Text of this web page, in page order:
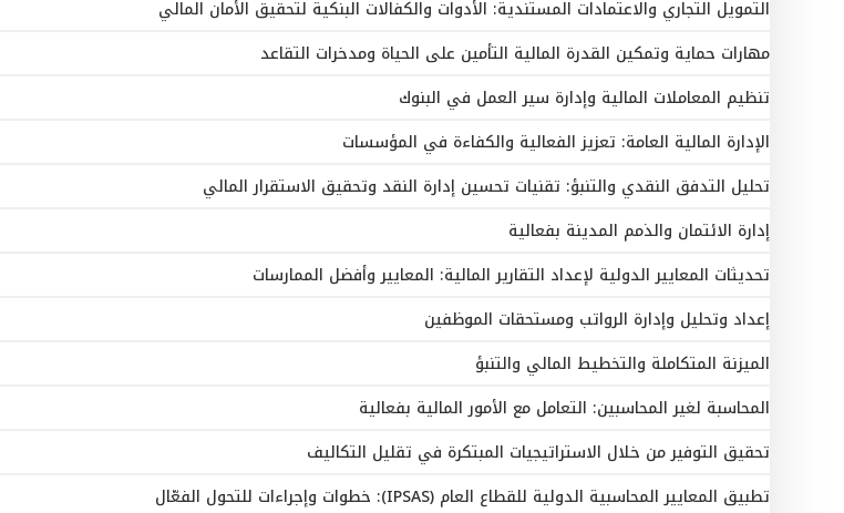
التمويل التجاري والاعتمادات المستندية: الأدوات والكفالات البنكية لتحقيق الأمان المالي
مهارات حماية وتمكين القدرة المالية التأمين على الحياة ومدخرات التقاعد
تنظيم المعاملات المالية وإدارة سير العمل في البنوك
الإدارة المالية العامة: تعزيز الفعالية والكفاءة في المؤسسات
تحليل التدفق النقدي والتنبؤ: تقنيات تحسين إدارة النقد وتحقيق الاستقرار المالي
إدارة الائتمان والذمم المدينة بفعالية
تحديثات المعايير الدولية لإعداد التقارير المالية: المعايير وأفضل الممارسات
إعداد وتحليل وإدارة الرواتب ومستحقات الموظفين
الميزنة المتكاملة والتخطيط المالي والتنبؤ
المحاسبة لغير المحاسبين: التعامل مع الأمور المالية بفعالية
تحقيق التوفير من خلال الاستراتيجيات المبتكرة في تقليل التكاليف
تطبيق المعايير المحاسبية الدولية للقطاع العام (IPSAS): خطوات وإجراءات للتحول الفعّال